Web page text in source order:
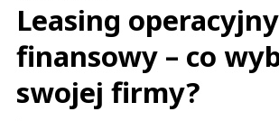
Leasing
finansowy – co
swojej firmy?